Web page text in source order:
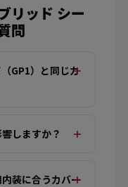
リッド シー
問
GP1）と同じカ
しますか？
装に合うカバー